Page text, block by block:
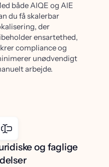
både AIQE og AIE
du få skalerbar
der
ensartethed,
compliance og
unødvendigt
arbejde.
og faglige